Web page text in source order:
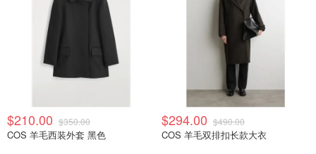
$210.00 $350.00
COS 羊毛西装外套 黑色
$294.00 $490.00
COS 羊毛双排扣长款大衣